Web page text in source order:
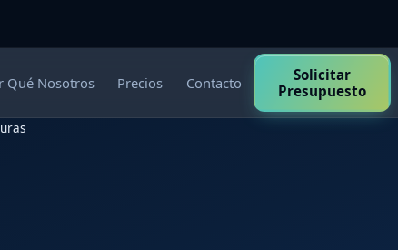
Qué Nosotros Precios Contacto
Solicitar
Presupuesto